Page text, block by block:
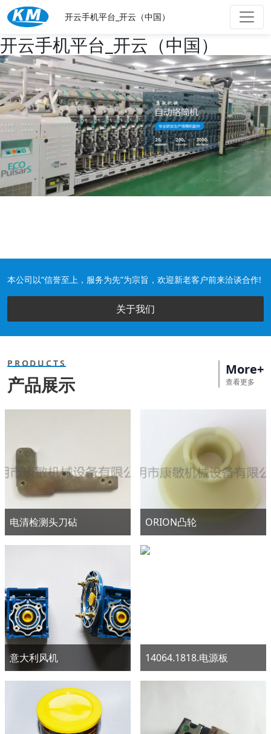
开云手机平台_开云（中国）
开云手机平台_开云（中国）
本公司以“信誉至上，服务为先”为宗旨，欢迎新老客户前来洽谈合作!
关于我们
PRODUCTS
产品展示
More+
查看更多
电清检测头刀砧 ORION凸轮
意大利风机 14064.1818.电源板